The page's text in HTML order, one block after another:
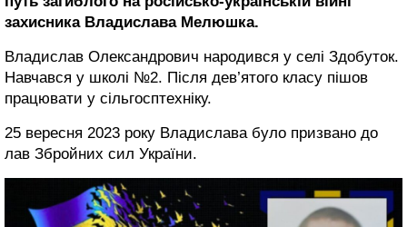
захисника Владислава Мелюшка.
Владислав Олександрович народився у селі Здобуток.
Навчався у школі №2. Після дев’ятого класу пішов
працювати у сільгосптехніку.
25 вересня 2023 року Владислава було призвано до
лав Збройних сил України.